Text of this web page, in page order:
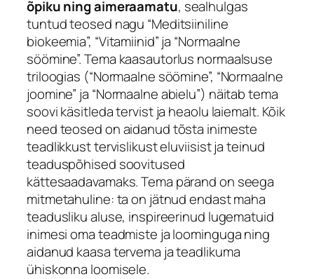
õpiku ning aimeraamatu, sealhulgas
tuntud teosed nagu “Meditsiiniline
biokeemia”, “Vitamiinid” ja “Normaalne
söömine”. Tema kaasautorlus normaalsuse
triloogias (“Normaalne söömine”, “Normaalne
joomine” ja “Normaalne abielu”) näitab tema
soovi käsitleda tervist ja heaolu laiemalt. Kõik
need teosed on aidanud tõsta inimeste
teadlikkust tervislikust eluviisist ja teinud
teaduspõhised soovitused
kättesaadavamaks. Tema pärand on seega
mitmetahuline: ta on jätnud endast maha
teadusliku aluse, inspireerinud lugematuid
inimesi oma teadmiste ja loominguga ning
aidanud kaasa tervema ja teadlikuma
ühiskonna loomisele.